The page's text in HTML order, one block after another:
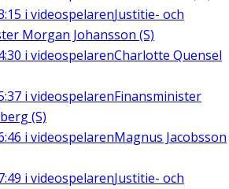
i videospelarenJustitie- och
Morgan Johansson (S)
i videospelarenCharlotte Quensel
i videospelarenFinansminister
(S)
i videospelarenMagnus Jacobsson
i videospelarenJustitie- och